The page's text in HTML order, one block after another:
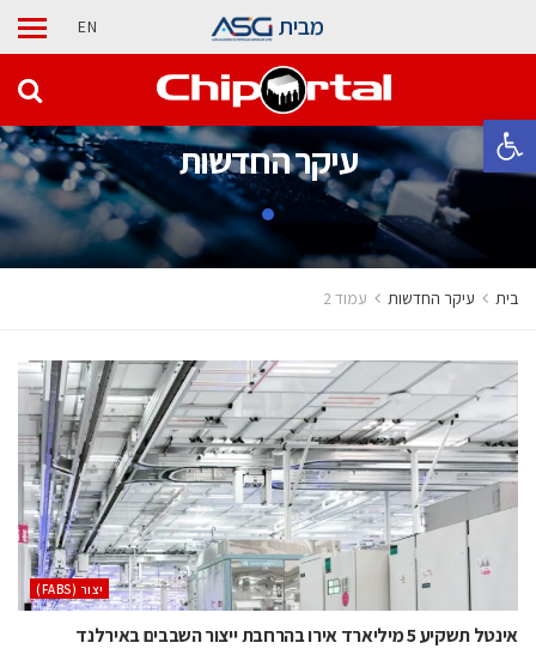
פתח סרגל נגישות
מבית EN
עיקר החדשות
בית עיקר החדשות עמוד 2
‫יצור (‪(FABS‬‬
אינטל תשקיע 5 מיליארד אירו בהרחבת ייצור השבבים באירלנד